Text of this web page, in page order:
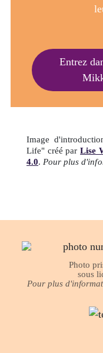
Entrez
Image
Life" créé parLise
4.0.Pour plus
Photo
sous
Pour plus